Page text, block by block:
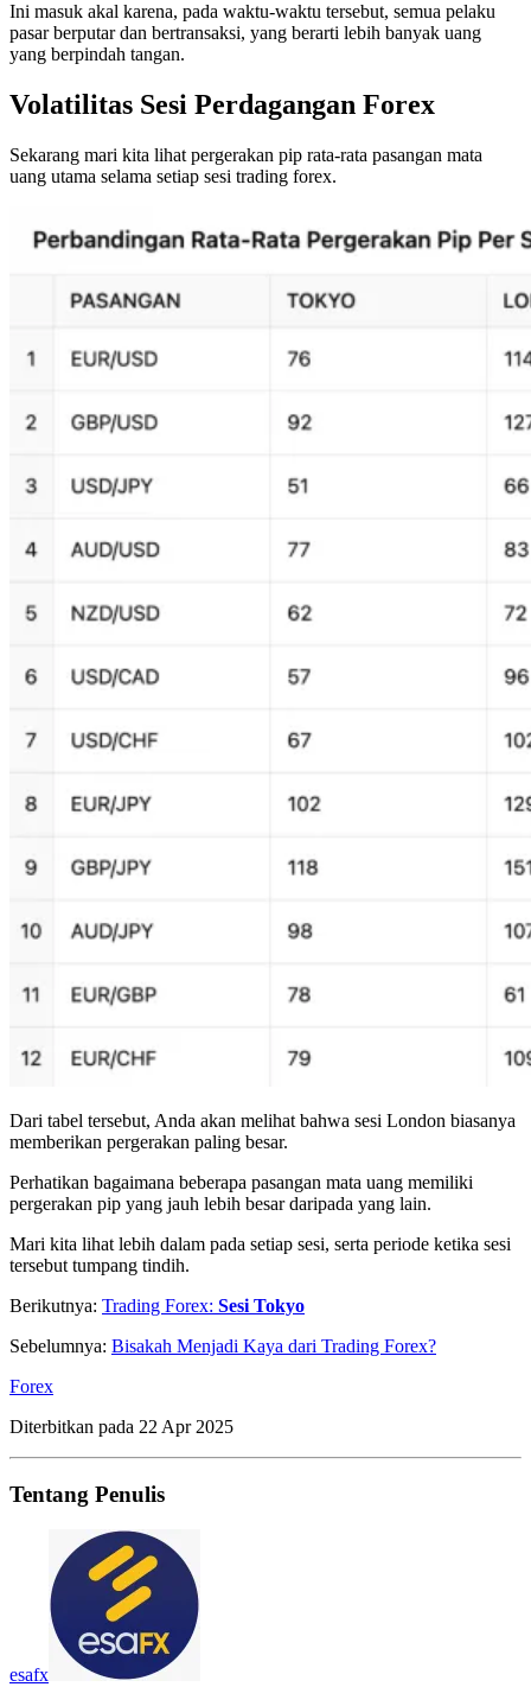
Ini masuk akal karena, pada waktu-waktu tersebut, semua pelaku
pasar berputar dan bertransaksi, yang berarti lebih banyak uang
yang berpindah tangan.
Volatilitas Sesi Perdagangan Forex
Sekarang mari kita lihat pergerakan pip rata-rata pasangan mata
uang utama selama setiap sesi trading forex.
Dari tabel tersebut, Anda akan melihat bahwa sesi London biasanya
memberikan pergerakan paling besar.
Perhatikan bagaimana beberapa pasangan mata uang memiliki
pergerakan pip yang jauh lebih besar daripada yang lain.
Mari kita lihat lebih dalam pada setiap sesi, serta periode ketika sesi
tersebut tumpang tindih.
Berikutnya: Trading Forex: Sesi Tokyo
Sebelumnya: Bisakah Menjadi Kaya dari Trading Forex?
Forex
Diterbitkan pada 22 Apr 2025
Tentang Penulis
esafx